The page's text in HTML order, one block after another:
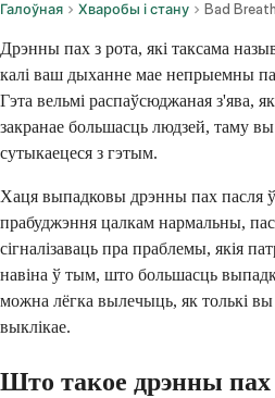
Галоўная Хваробы і стану Bad Breath
Дрэнны пах з рота, які таксама
калі ваш дыханне мае непрыемны
Гэта вельмі распаўсюджаная з'ява,
закранае большасць людзей, таму вы
сутыкаецеся з гэтым.
Хаця выпадковы дрэнны пах пасля
прабуджэння цалкам нармальны,
сігналізаваць пра праблемы, якія
навіна ў тым, што большасць
можна лёгка вылечыць, як толькі
выклікае.
Што такое дрэнны пах